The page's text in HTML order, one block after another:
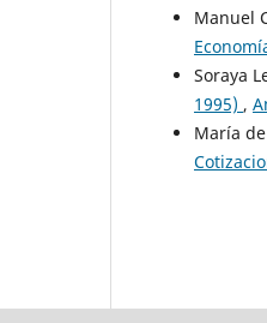
Manuel
Soraya
1995) ,
María de